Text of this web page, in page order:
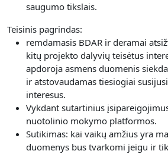
saugumo tikslais.
Teisinis pagrindas:
remdamasis BDAR ir deramai
kitų projekto dalyvių teisėtus
apdoroja asmens duomenis
ir atstovaudamas tiesiogiai
interesus.
Vykdant sutartinius
nuotolinio mokymo platformos.
Sutikimas: kai vaikų amžius yra
duomenys bus tvarkomi jeigu ir